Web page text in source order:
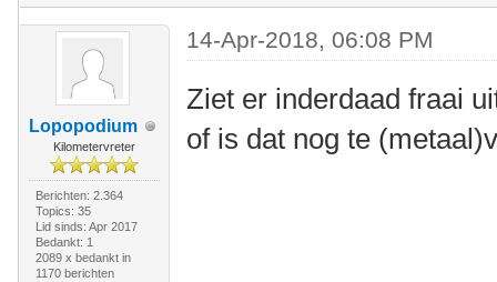
Lopopodium
Kilometervreter
Berichten: 2.364
Topics: 35
Lid sinds: Apr 2017
Bedankt: 1
2089 x bedankt in
1170 berichten
14-Apr-2018, 06:08 PM
Ziet er inderdaad fraai
of is dat nog te